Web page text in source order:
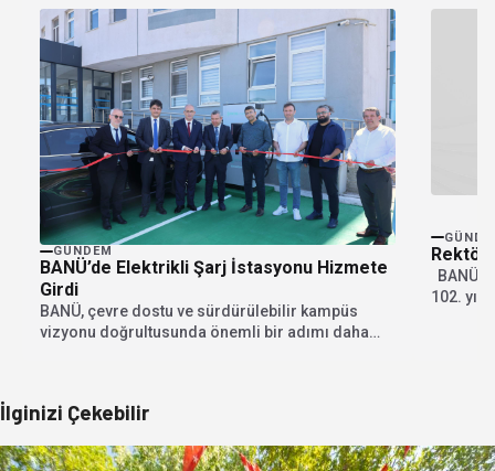
GÜNDEM
BANÜ’de Elektrikli Şarj İstasyonu Hizmete
Girdi
BANÜ, çevre dostu ve sürdürülebilir kampüs
vizyonu doğrultusunda önemli bir adımı daha
Rektör
BANÜ
102.
İlginizi Çekebilir